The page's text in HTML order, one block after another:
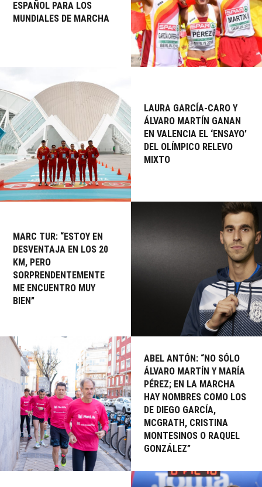
ESPAÑOL PARA LOS
MUNDIALES DE MARCHA
LAURA GARCÍA-CARO Y
ÁLVARO MARTÍN GANAN
EN VALENCIA EL ‘ENSAYO’
DEL OLÍMPICO RELEVO
MIXTO
MARC TUR: “ESTOY EN
DESVENTAJA EN LOS 20
KM, PERO
SORPRENDENTEMENTE
ME ENCUENTRO MUY
BIEN”
ABEL ANTÓN: “NO SÓLO
ÁLVARO MARTÍN Y MARÍA
PÉREZ; EN LA MARCHA
HAY NOMBRES COMO LOS
DE DIEGO GARCÍA,
MCGRATH, CRISTINA
MONTESINOS O RAQUEL
GONZÁLEZ”